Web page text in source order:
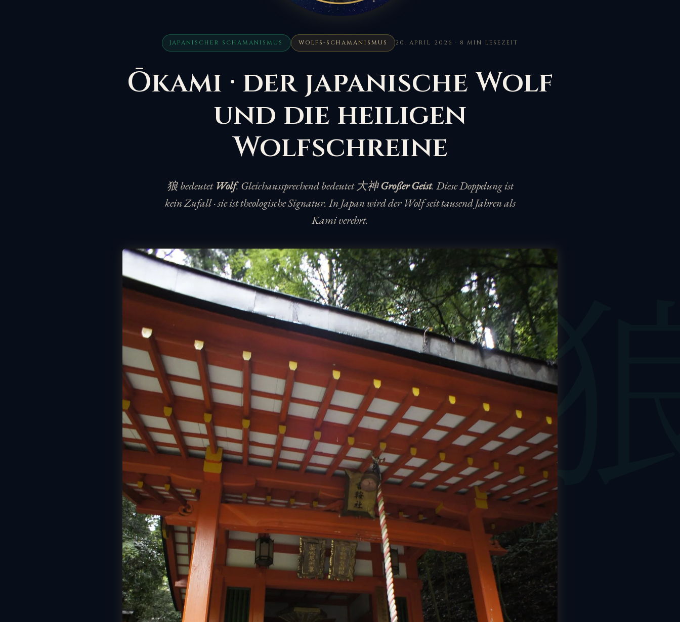
JAPANISCHER SCHAMANISMUS WOLFS-SCHAMANISMUS 20. APRIL 2026 · 8 MIN LESEZEIT
Ōkami · der japanische Wolf
und die heiligen
Wolfschreine
狼 bedeutet Wolf. Gleichaussprechend bedeutet 大神Großer Geist. Diese Doppelung ist
kein Zufall · sie ist theologische Signatur. In Japan wird der Wolf seit tausend Jahren als
Kami verehrt.